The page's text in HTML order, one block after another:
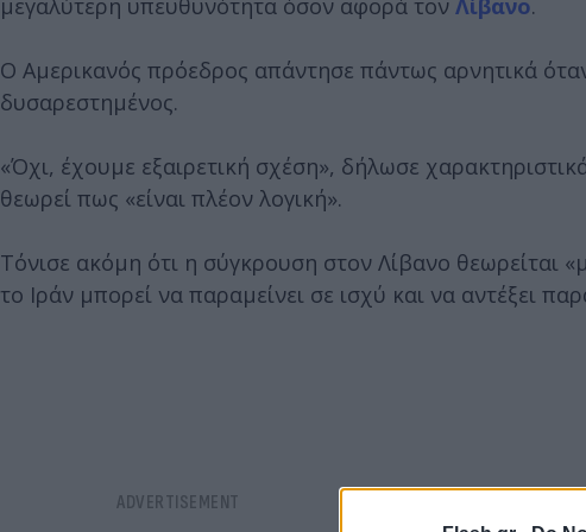
μεγαλύτερη υπευθυνότητα όσον αφορά τον Λίβανο.
Ο Αμερικανός πρόεδρος απάντησε πάντως αρνητικά
δυσαρεστημένος.
«Όχι, έχουμε εξαιρετική σχέση», δήλωσε
θεωρεί πως «είναι πλέον λογική».
Τόνισε ακόμη ότι η σύγκρουση στον Λίβανο θεωρείται
το Ιράν μπορεί να παραμείνει σε ισχύ και να αντέξει